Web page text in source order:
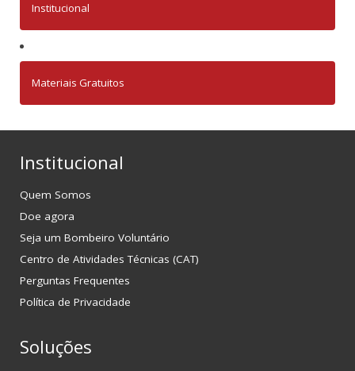
Institucional
Materiais Gratuitos
Institucional
Quem Somos
Doe agora
Seja um Bombeiro Voluntário
Centro de Atividades Técnicas (CAT)
Perguntas Frequentes
Política de Privacidade
Soluções